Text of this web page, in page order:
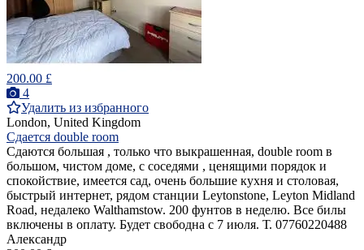
200.00 £
4
Удалить из избранного
London, United Kingdom
Сдается double room
Сдаются большая , только что выкрашенная, double room в
большом, чистом доме, с соседями , ценящими порядок и
спокойствие, имеется сад, очень большие кухня и столовая,
быстрый интернет, рядом станции Leytonstone, Leyton Midland
Road, недалеко Walthamstow. 200 фунтов в неделю. Все билы
включены в оплату. Будет свободна с 7 июля. Т. 07760220488
Александр